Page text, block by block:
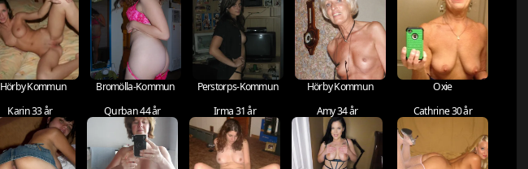
Hörby Kommun Bromölla-Kommun Perstorps-Kommun Hörby Kommun
Oxie
Karin 33 år Qurban 44 år Irma 31 år Amy 34 år Cathrine 30 år